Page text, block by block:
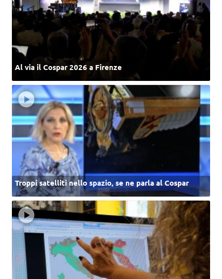
Al via il Cospar 2026 a Firenze
Troppi satelliti nello spazio, se ne parla al Cospar